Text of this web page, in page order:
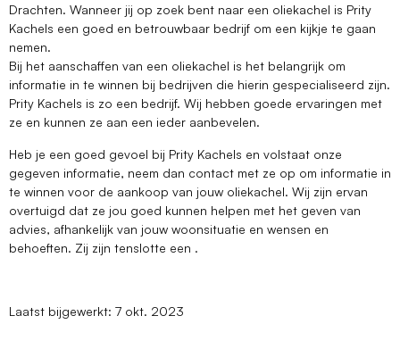
Drachten. Wanneer jij op zoek bent naar een oliekachel is Prity
Kachels een goed en betrouwbaar bedrijf om een kijkje te gaan
nemen.
Bij het aanschaffen van een oliekachel is het belangrijk om
informatie in te winnen bij bedrijven die hierin gespecialiseerd zijn.
Prity Kachels is zo een bedrijf. Wij hebben goede ervaringen met
ze en kunnen ze aan een ieder aanbevelen.
Heb je een goed gevoel bij Prity Kachels en volstaat onze
gegeven informatie, neem dan contact met ze op om informatie in
te winnen voor de aankoop van jouw oliekachel. Wij zijn ervan
overtuigd dat ze jou goed kunnen helpen met het geven van
advies, afhankelijk van jouw woonsituatie en wensen en
behoeften. Zij zijn tenslotte een .
Laatst bijgewerkt: 7 okt. 2023